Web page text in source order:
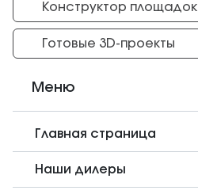
Конструктор площадок
Готовые 3D-проекты
Меню
Главная страница
Наши дилеры